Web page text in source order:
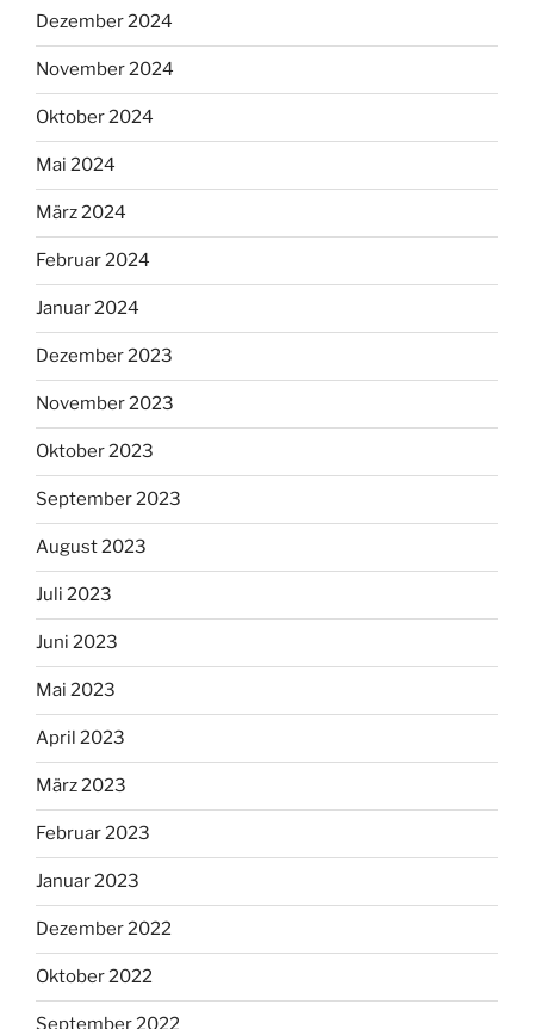
Dezember 2024
November 2024
Oktober 2024
Mai 2024
März 2024
Februar 2024
Januar 2024
Dezember 2023
November 2023
Oktober 2023
September 2023
August 2023
Juli 2023
Juni 2023
Mai 2023
April 2023
März 2023
Februar 2023
Januar 2023
Dezember 2022
Oktober 2022
September 2022